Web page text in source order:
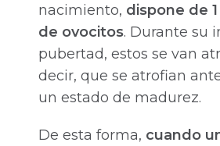
nacimiento, dispone de
de ovocitos. Durante su
pubertad, estos se van
decir, que se atrofian
un estado de madurez.
De esta forma, cuando